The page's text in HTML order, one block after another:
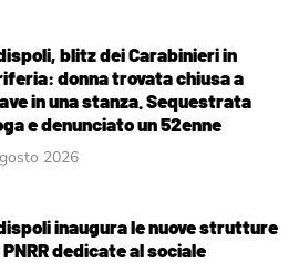
blitz dei Carabinieri in
donna trovata chiusa a
in una stanza. Sequestrata
e denunciato un 52enne
2026
inaugura le nuove strutture
dedicate al sociale